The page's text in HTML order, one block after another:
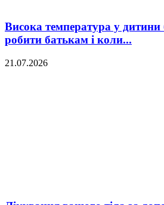
Висока температура у
робити батькам і коли...
21.07.2026